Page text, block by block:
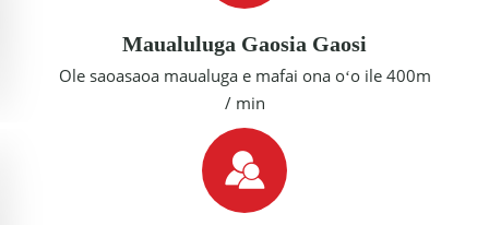
Maualuluga Gaosia Gaosi
Ole saoasaoa maualuga e mafai ona oʻo ile 400m
/ min